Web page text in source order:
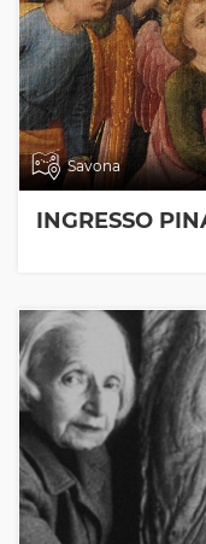
Savona
INGRESSO